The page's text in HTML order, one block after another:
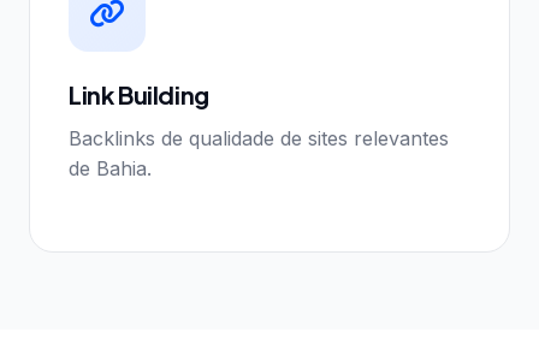
Link Building
Backlinks de qualidade de sites relevantes
de Bahia.